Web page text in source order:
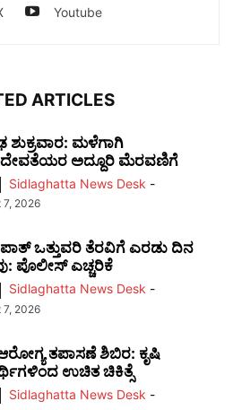
Youtube
ARTICLES
ಶುಕ್ರವಾರ: ಮಳೆಗಾಗಿ
ಅದ್ದೂರಿ ಮೆರವಣಿಗೆ
Sidlaghatta News Desk -
7, 2026
ಒತ್ತುವರಿ ತೆರವಿಗೆ ಎರಡು ದಿನ
ಪೊಲೀಸ್ ಎಚ್ಚರಿಕೆ
Sidlaghatta News Desk -
7, 2026
ತಪಾಸಣೆ ಶಿಬಿರ: ಕೃಷಿ
ಉಚಿತ ಚಿಕಿತ್ಸೆ
Sidlaghatta News Desk -